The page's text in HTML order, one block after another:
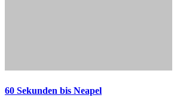
60 Sekunden bis Neapel